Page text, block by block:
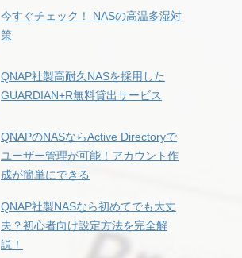
今すぐチェック！ NASの高温多湿対
策
QNAP社製高耐久NASを採用した
GUARDIAN+R無料貸出サービス
QNAPのNASならActive Directoryで
ユーザー管理が可能！アカウント作
成が簡単にできる
QNAP社製NASなら初めてでも大丈
夫？初心者向け設定方法を完全解
説！